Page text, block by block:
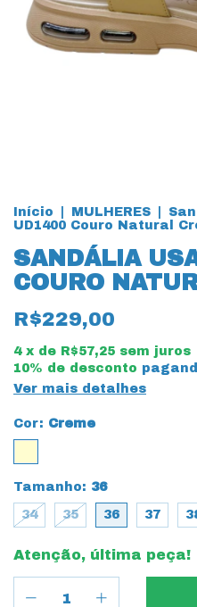
Início MULHERES
UD1400 Couro Natural
SANDÁLIA
COURO
R$229,00
4 x de R$57,25 sem juros
10% de desconto
Ver mais detalhes
Cor: Creme
Tamanho: 36
34 35 36 37
Atenção, última peça!